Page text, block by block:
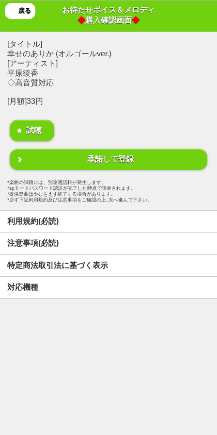
戻る
お待たせボイス＆メロディ
◆購入確認画面◆
[タイトル]
幸せのありか (オルゴールver.)
[アーティスト]
平原綾香
◇高音質対応
[月額]33円
試聴
承諾して登録
楽曲の試聴には、別途通話料が発生します。
spモードパスワード認証が完了した時点で課金されます。
提供楽曲はやむをえず終了する場合があります。
必ず下記利用規約及び注意事項をご確認の上､次へ進んで下さい。
利用規約(必読)
注意事項(必読)
特定商法取引法に基づく表示
対応機種